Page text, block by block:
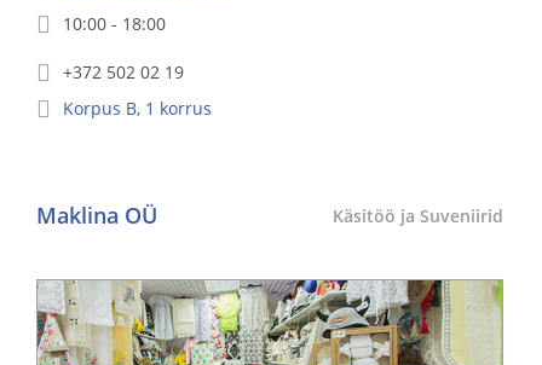
10:00 - 18:00
+372 502 02 19
Korpus B, 1 korrus
Maklina OÜ Käsitöö ja Suveniirid